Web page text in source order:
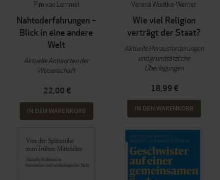
Pim van Lommel
Nahtoderfahrungen –
Blick in eine andere
Welt
Aktuelle Antworten der
Wissenschaft
22,00 €
IN DEN WARENKORB
Verena Wodtke-Werner
Wie viel Religion
verträgt der Staat?
Aktuelle Herausforderungen
und grundsätzliche
Überlegungen
18,99 €
IN DEN WARENKORB